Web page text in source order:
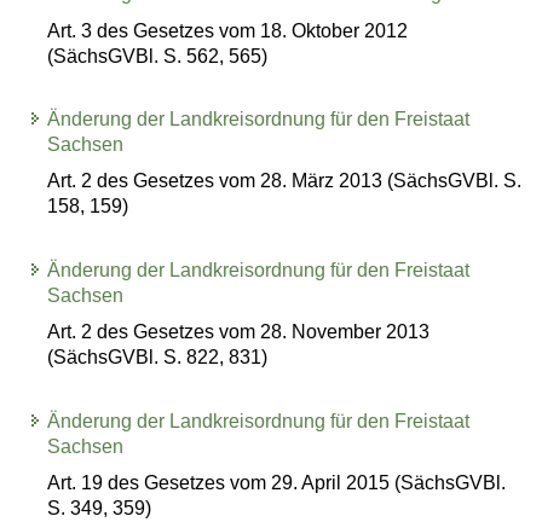
Art. 3 des Gesetzes vom 18. Oktober 2012
(SächsGVBl. S. 562, 565)
Änderung der Landkreisordnung für den Freistaat
Sachsen
Art. 2 des Gesetzes vom 28. März 2013 (SächsGVBl. S.
158, 159)
Änderung der Landkreisordnung für den Freistaat
Sachsen
Art. 2 des Gesetzes vom 28. November 2013
(SächsGVBl. S. 822, 831)
Änderung der Landkreisordnung für den Freistaat
Sachsen
Art. 19 des Gesetzes vom 29. April 2015 (SächsGVBl.
S. 349, 359)